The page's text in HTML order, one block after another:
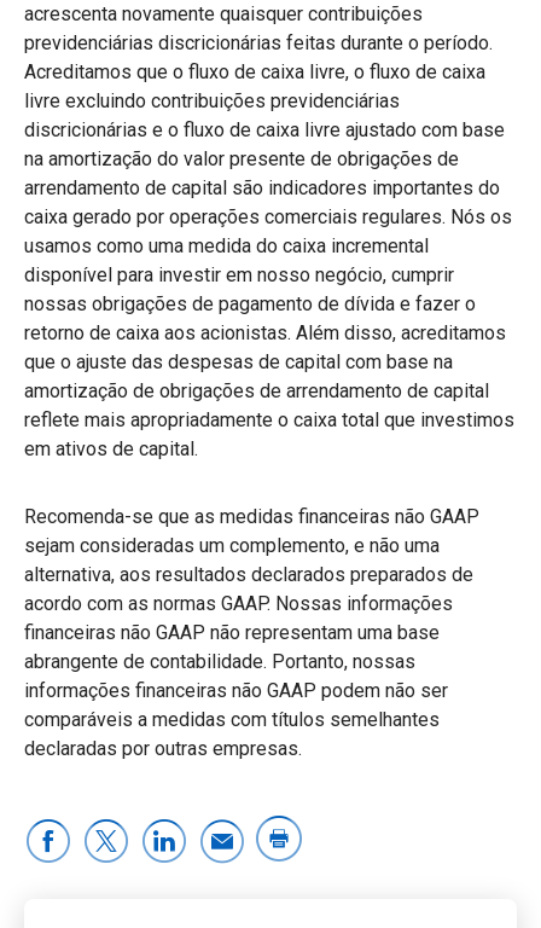
acrescenta novamente quaisquer contribuições
previdenciárias discricionárias feitas durante o período.
Acreditamos que o fluxo de caixa livre, o fluxo de caixa
livre excluindo contribuições previdenciárias
discricionárias e o fluxo de caixa livre ajustado com base
na amortização do valor presente de obrigações de
arrendamento de capital são indicadores importantes do
caixa gerado por operações comerciais regulares. Nós os
usamos como uma medida do caixa incremental
disponível para investir em nosso negócio, cumprir
nossas obrigações de pagamento de dívida e fazer o
retorno de caixa aos acionistas. Além disso, acreditamos
que o ajuste das despesas de capital com base na
amortização de obrigações de arrendamento de capital
reflete mais apropriadamente o caixa total que investimos
em ativos de capital.
Recomenda-se que as medidas financeiras não GAAP
sejam consideradas um complemento, e não uma
alternativa, aos resultados declarados preparados de
acordo com as normas GAAP. Nossas informações
financeiras não GAAP não representam uma base
abrangente de contabilidade. Portanto, nossas
informações financeiras não GAAP podem não ser
comparáveis a medidas com títulos semelhantes
declaradas por outras empresas.